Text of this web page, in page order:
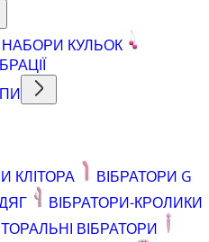
НАБОРИ КУЛЬОК
КЛІТОРА
ВІБРАТОРИ G
ВІБРАТОРИ-КРОЛИКИ
ВІБРАТОРИ